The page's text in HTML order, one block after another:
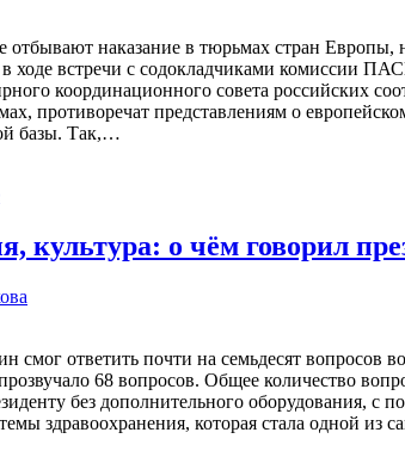
отбывают наказание в тюрьмах стран
ходе встречи с содокладчиками комиссии
координационного совета российских
противоречат представлениям о
базы. Так,…
культура: о чём говорил
ответить почти на семьдесят вопросов
68 вопросов. Общее количество
без дополнительного оборудования,
здравоохранения, которая стала одной